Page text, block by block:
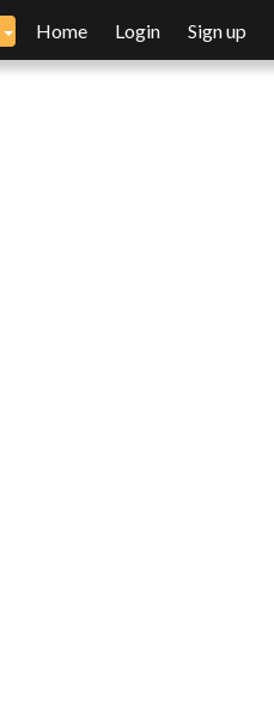
Home Login Sign up